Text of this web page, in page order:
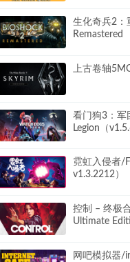
生化奇兵2：
Remastered
上古卷轴
看门狗3：军
Legion（
霓虹入侵者/
v1.3.2212）
控制 – 终极
Ultimate
网吧模拟器/